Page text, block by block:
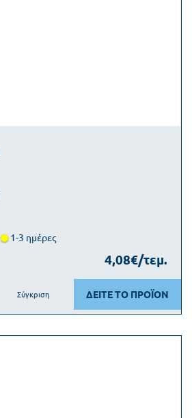
1-3 ημέρες
4,08€/τεμ.
ΔΕΙΤΕ ΤΟ ΠΡΟΪΟΝ
Σύγκριση